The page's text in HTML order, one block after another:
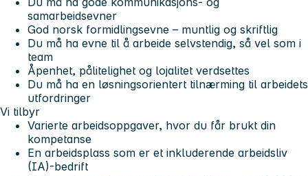
samarbeidsevner
God norsk formidlingsevne – muntlig og skriftlig
Du må ha evne til å arbeide selvstendig, så vel som i
team
Åpenhet, pålitelighet og lojalitet verdsettes
Du må ha en løsningsorientert tilnærming til arbeidets
utfordringer
Vi tilbyr
Varierte arbeidsoppgaver, hvor du får brukt din
kompetanse
En arbeidsplass som er et inkluderende arbeidsliv
(IA)-bedrift